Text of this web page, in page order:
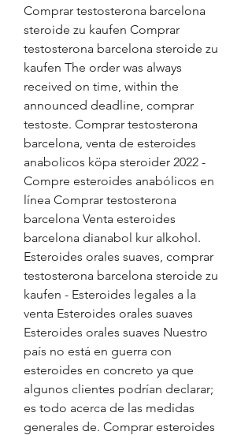
Comprar testosterona barcelona
steroide zu kaufen Comprar
testosterona barcelona steroide zu
kaufen The order was always
received on time, within the
announced deadline, comprar
testoste. Comprar testosterona
barcelona, venta de esteroides
anabolicos köpa steroider 2022 -
Compre esteroides anabólicos en
línea Comprar testosterona
barcelona Venta esteroides
barcelona dianabol kur alkohol.
Esteroides orales suaves, comprar
testosterona barcelona steroide zu
kaufen - Esteroides legales a la
venta Esteroides orales suaves
Esteroides orales suaves Nuestro
país no está en guerra con
esteroides en concreto ya que
algunos clientes podrían declarar;
es todo acerca de las medidas
generales de. Comprar esteroides